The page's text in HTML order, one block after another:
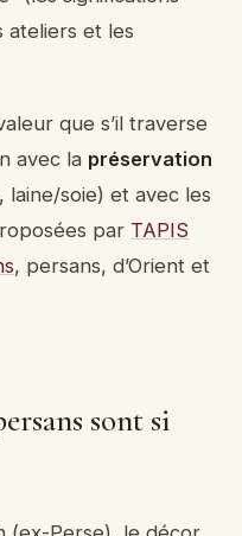
ateliers et les
que s’il traverse
avec la préservation
laine/soie) et avec les
par TAPIS
, persans, d’Orient et
sont si